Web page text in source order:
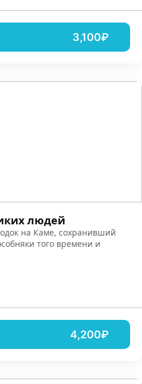
3,100₽
людей
на Каме, сохранивший
того времени и
4,200₽